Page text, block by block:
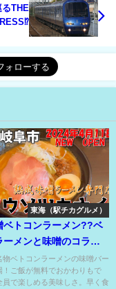
THE
東海（駅チカグルメ）
ベトコンラーメン??ベ
ーメンと味噌のコラ
無料でおかわりOK??
物ベトコンラーメンの味噌バー
！ご飯が無料でおかわりもで
員で楽しめる美味しさ。早く食